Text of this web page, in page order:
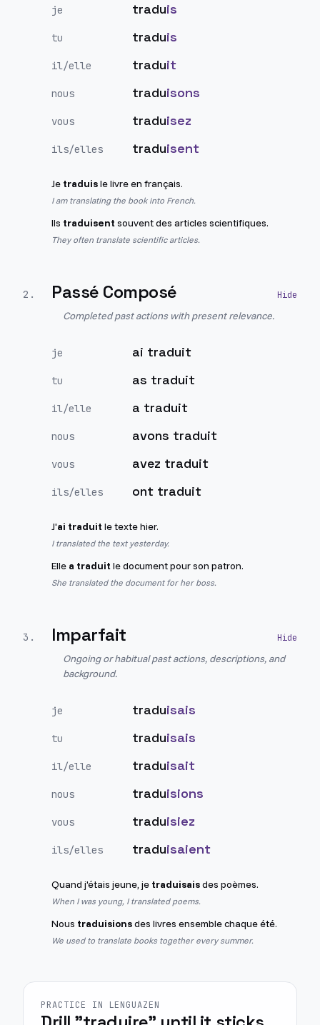
je traduis
tu traduis
il/elle traduit
nous traduisons
vous traduisez
ils/elles traduisent
Je traduisle livre en français.
I am translating the book into French.
Ils traduisentsouvent des articles scientifiques.
They often translate scientific articles.
2 . Passé Composé
Completed past actions with present relevance.
je ai traduit
tu as traduit
il/elle a traduit
nous avons traduit
vous avez traduit
ils/elles ont traduit
J'ai traduitle texte hier.
I translated the text yesterday.
Elle a traduitle document pour son patron.
She translated the document for her boss.
3 . Imparfait
Ongoing or habitual past actions, descriptions, and
background.
je traduisais
tu traduisais
il/elle traduisait
nous traduisions
vous traduisiez
ils/elles traduisaient
Quand j'étais jeune, je traduisaisdes poèmes.
When I was young, I translated poems.
Nous traduisionsdes livres ensemble chaque été.
We used to translate books together every summer.
PRACTICE IN LENGUAZEN